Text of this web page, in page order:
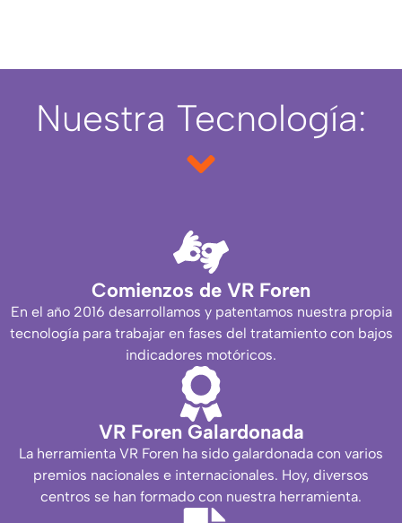
Nuestra Tecnología:
Comienzos de VR Foren
En el año 2016 desarrollamos y patentamos nuestra propia
tecnología para trabajar en fases del tratamiento con bajos
indicadores motóricos.
VR Foren Galardonada
La herramienta VR Foren ha sido galardonada con varios
premios nacionales e internacionales. Hoy, diversos
centros se han formado con nuestra herramienta.